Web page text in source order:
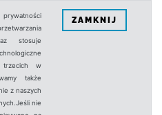
stosuje
trzecich w
także
z naszych
nie
ZAMKNIJ